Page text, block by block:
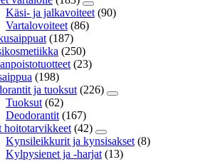
Käsi- ja jalkavoiteet (90)
Vartalovoiteet (86)
(187)
(250)
(23)
(198)
ja tuoksut (226)
Tuoksut (62)
Deodorantit (167)
hoitotarvikkeet (42)
Kynsileikkurit ja kynsisakset (8)
Kylpysienet ja -harjat (13)